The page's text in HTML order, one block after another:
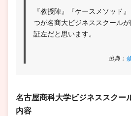
『教授陣』『ケースメソッド
つが名商大ビジネススクール
証左だと思います。
出典：
名古屋商科大学ビジネススクー
内容